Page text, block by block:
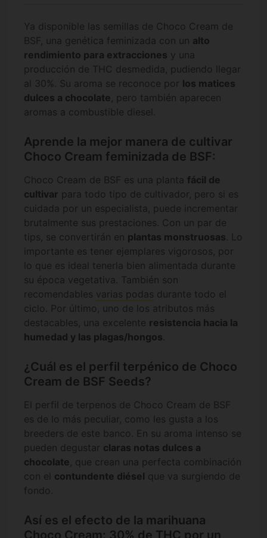
Ya disponible las semillas de Choco Cream de
BSF, una genética feminizada con un alto
rendimiento para extracciones y una
producción de THC desmedida, pudiendo llegar
al 30%. Su aroma se reconoce por los matices
dulces a chocolate , pero también aparecen
aromas a combustible diesel.
Aprende la mejor manera de cultivar
Choco Cream feminizada de BSF:
Choco Cream de BSF es una planta fácil de
cultivar para todo tipo de cultivador, pero si es
cuidada por un especialista, puede incrementar
brutalmente sus prestaciones. Con un par de
tips, se convertirán en plantas monstruosas . Lo
importante es tener ejemplares vigorosos, por
lo que es ideal tenerla bien alimentada durante
su época vegetativa. También son
recomendables varias podas durante todo el
ciclo. Por último, uno de los atributos más
destacables, una excelente resistencia hacia la
humedad y las plagas/hongos
¿Cuál es el perfil terpénico de Choco
Cream de BSF Seeds?
El perfil de terpenos de Choco Cream de BSF
es de lo más peculiar, como les gusta a los
breeders de este banco. En su aroma intenso se
pueden degustar claras notas dulces a
chocolate , que crean una perfecta combinación
con el contundente diésel que va surgiendo de
fondo.
Así es el efecto de la marihuana